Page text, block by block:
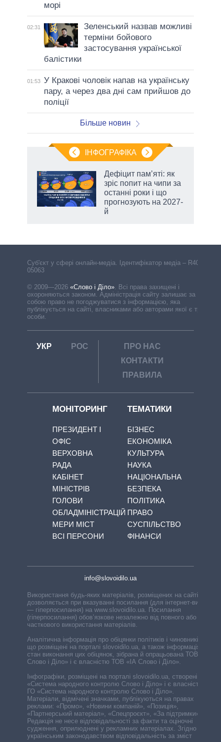
морі
02:31
Зеленський назвав можливі
терміни бойового
застосування української
балістики
01:53 У Кракові чоловік напав на українську
пару, а через два дні сам прийшов до
поліції
Більше новин
ІНФОГРАФІКА
Дефіцит пам’яті: як
зріс попит на чипи за
останні роки і що
прогнозують на 2027-
й
Cуб'єкт у сфері онлайн-медіа. Ідентифікатор медіа – R40-
05063
© 2009—2026 «Слово і Діло». Всі права захищені і
охороняються законом. Адміністрація сайту залишає за
собою право не погоджуватися з інформацією, яка
публікується на сайті, власниками або авторами якої є треті
особи.
УКР РОС
ПРО НАС
КОНТАКТИ
ПРАВИЛА
МОНІТОРИНГ
ПРЕЗИДЕНТ І
ОФІС
ВЕРХОВНА
РАДА
КАБІНЕТ
МІНІСТРІВ
ГОЛОВИ
ОБЛАДМІНІСТРАЦІЙ
МЕРИ МІСТ
ВСІ ПЕРСОНИ
ТЕМАТИКИ
БІЗНЕС
ЕКОНОМІКА
КУЛЬТУРА
НАУКА
НАЦІОНАЛЬНА
БЕЗПЕКА
ПОЛІТИКА
ПРАВО
СУСПІЛЬСТВО
ФІНАНСИ
info@slovoidilo.ua
Використання будь-яких матеріалів, розміщених на сайті,
дозволяється при вказуванні посилання (для інтернет-видань
— гіперпосилання) на www.slovoidilo.ua. Посилання
(гіперпосилання) обов’язкове незалежно від повного або
часткового використання матеріалів.
Аналітична інформація про обіцянки політиків і чиновників,
що розміщені на порталі slovoidilo.ua, а також інформація про
стан виконання цих обіцянок, зібрана й опрацьована ТОВ «ІА
Слово і Діло» і є власністю ТОВ «ІА Слово і Діло».
Інфографіки, розміщені на порталі slovoidilo.ua, створені ГО
«Система народного контролю Слово і Діло» і є власністю
ГО «Система народного контролю Слово і Діло».
Матеріали, відмічені значками, публікуються на правах
реклами: «Промо», «Новини компаній», «Позиція»,
«Партнерський матеріал», «Спецпроєкт», «За підтримки».
Редакція не несе відповідальності за факти та оціночні
судження, оприлюднені у рекламних матеріалах. Згідно з
українським законодавством відповідальність за зміст